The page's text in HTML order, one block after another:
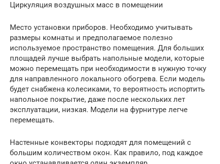
Циркуляция воздушных масс в помещении
Место установки приборов. Необходимо учитывать
размеры комнаты и предполагаемое полезно
используемое пространство помещения. Для больших
площадей лучше выбрать напольные модели, которые
можно перемещать при необходимости в нужную точку
для направленного локального обогрева. Если модель
будет снабжена колесиками, то вероятность испортить
напольное покрытие, даже после нескольких лет
эксплуатации, низкая. Модели на фурнитуре легче
перемещать.
Настенные конвекторы подходят для помещений с
большим количеством окон. Как правило, под каждое